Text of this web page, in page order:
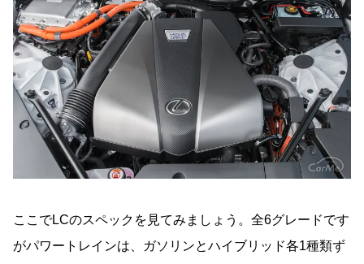
ここでLCのスペックを見てみましょう。全6グレードです
がパワートレインは、ガソリンとハイブリッド各1種類ず